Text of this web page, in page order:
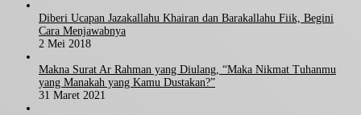
Diberi Ucapan Jazakallahu Khairan dan Barakallahu Fiik, Begini
Cara Menjawabnya
2 Mei 2018
Makna Surat Ar Rahman yang Diulang, “Maka Nikmat Tuhanmu
yang Manakah yang Kamu Dustakan?”
31 Maret 2021